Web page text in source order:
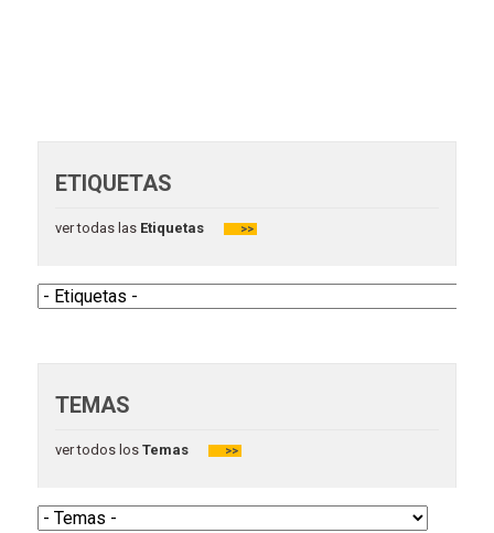
ETIQUETAS
ver todas las Etiquetas >>
TEMAS
ver todos losTemas >>